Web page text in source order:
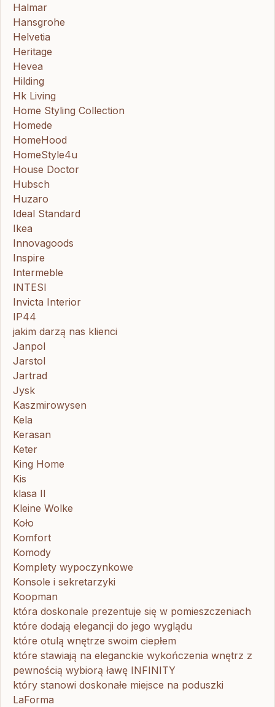
Halmar
Hansgrohe
Helvetia
Heritage
Hevea
Hilding
Hk Living
Home Styling Collection
Homede
HomeHood
HomeStyle4u
House Doctor
Hubsch
Huzaro
Ideal Standard
Ikea
Innovagoods
Inspire
Intermeble
INTESI
Invicta Interior
IP44
jakim darzą nas klienci
Janpol
Jarstol
Jartrad
Jysk
Kaszmirowysen
Kela
Kerasan
Keter
King Home
Kis
klasa II
Kleine Wolke
Koło
Komfort
Komody
Komplety wypoczynkowe
Konsole i sekretarzyki
Koopman
która doskonale prezentuje się w pomieszczeniach
które dodają elegancji do jego wyglądu
które otulą wnętrze swoim ciepłem
które stawiają na eleganckie wykończenia wnętrz z
pewnością wybiorą ławę INFINITY
który stanowi doskonałe miejsce na poduszki
LaForma